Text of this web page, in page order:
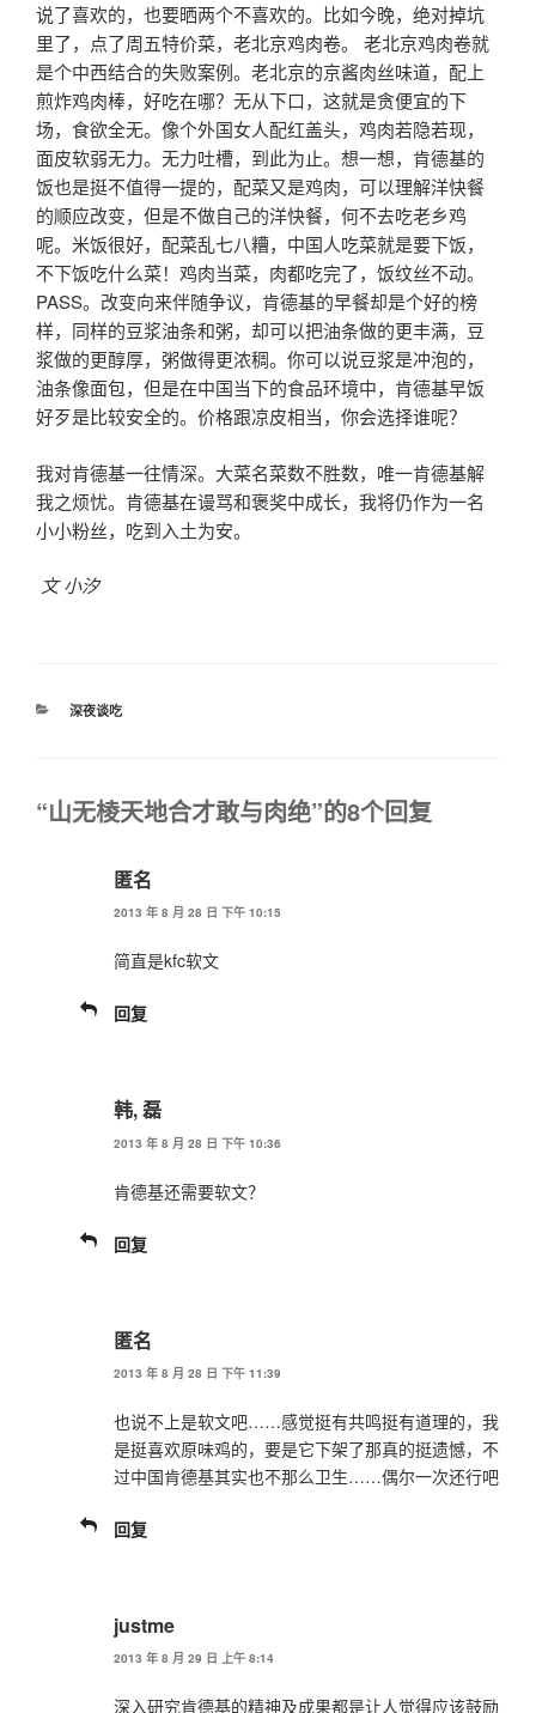
说了喜欢的，也要晒两个不喜欢的。比如今晚，绝对掉坑
里了，点了周五特价菜，老北京鸡肉卷。 老北京鸡肉卷就
是个中西结合的失败案例。老北京的京酱肉丝味道，配上
煎炸鸡肉棒，好吃在哪？无从下口，这就是贪便宜的下
场，食欲全无。像个外国女人配红盖头，鸡肉若隐若现，
面皮软弱无力。无力吐槽，到此为止。想一想，肯德基的
饭也是挺不值得一提的，配菜又是鸡肉，可以理解洋快餐
的顺应改变，但是不做自己的洋快餐，何不去吃老乡鸡
呢。米饭很好，配菜乱七八糟，中国人吃菜就是要下饭，
不下饭吃什么菜！鸡肉当菜，肉都吃完了，饭纹丝不动。
PASS。改变向来伴随争议，肯德基的早餐却是个好的榜
样，同样的豆浆油条和粥，却可以把油条做的更丰满，豆
浆做的更醇厚，粥做得更浓稠。你可以说豆浆是冲泡的，
油条像面包，但是在中国当下的食品环境中，肯德基早饭
好歹是比较安全的。价格跟凉皮相当，你会选择谁呢？
我对肯德基一往情深。大菜名菜数不胜数，唯一肯德基解
我之烦忧。肯德基在谩骂和褒奖中成长，我将仍作为一名
小小粉丝，吃到入土为安。
文 小汐
分
深夜谈吃
“山无棱天地合才敢与肉绝”的8个回复
匿名
2013 年 8 月 28 日 下午 10:15
简直是kfc软文
回复
韩, 磊
2013 年 8 月 28 日 下午 10:36
肯德基还需要软文？
回复
匿名
2013 年 8 月 28 日 下午 11:39
也说不上是软文吧……感觉挺有共鸣挺有道理的，我
是挺喜欢原味鸡的，要是它下架了那真的挺遗憾，不
过中国肯德基其实也不那么卫生……偶尔一次还行吧
回复
justme
2013 年 8 月 29 日 上午 8:14
深入研究肯德基的精神及成果都是让人觉得应该鼓励